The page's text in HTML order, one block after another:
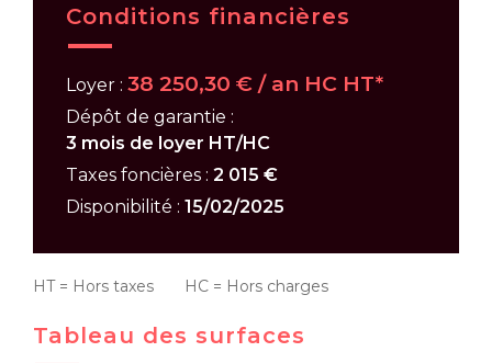
Conditions financières
Loyer : 38 250,30 € / an HC HT*
Dépôt de garantie :
3 mois de loyer HT/HC
Taxes foncières : 2 015 €
Disponibilité : 15/02/2025
HT = Hors taxes HC = Hors charges
Tableau des surfaces